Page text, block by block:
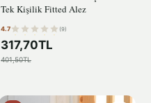
Tek Kişilik Fitted Alez
4.7 (9)
317,70TL
401,50TL